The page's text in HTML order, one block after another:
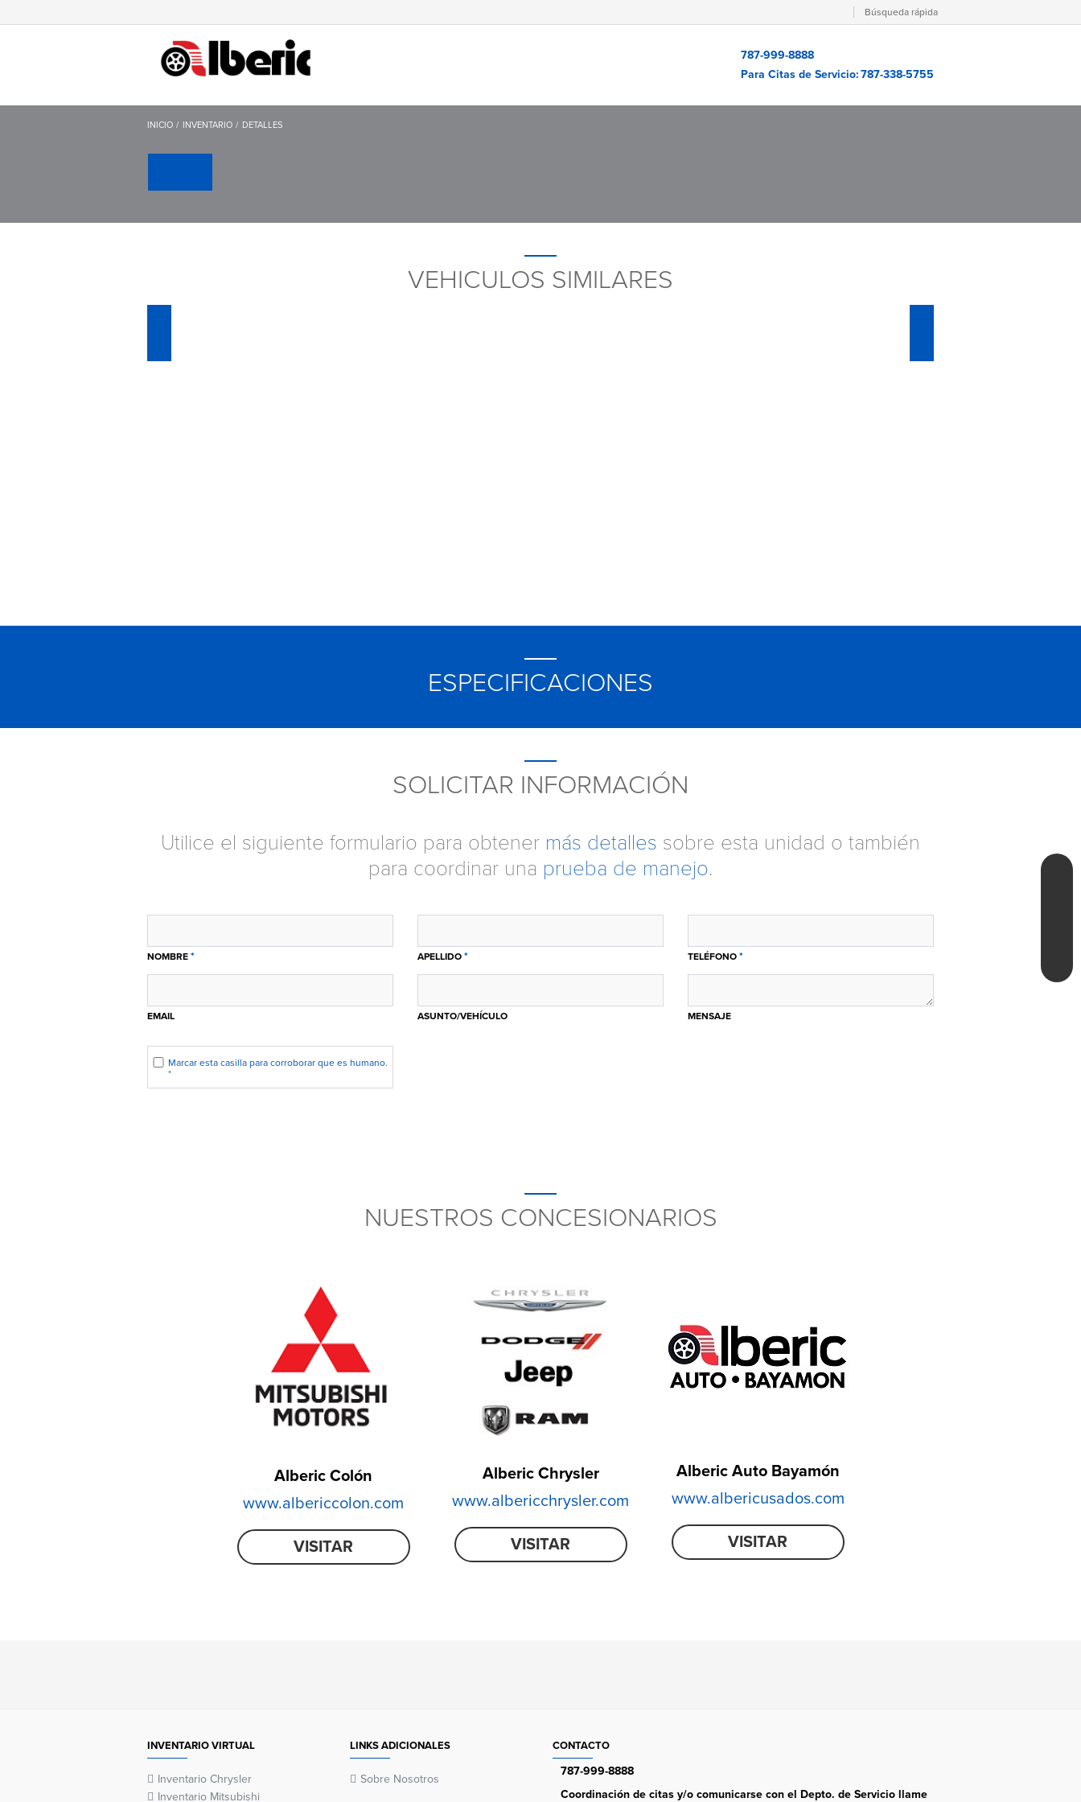
Búsqueda rápida
787-999-8888
Para Citas de Servicio:787-338-5755
INICIO INVENTARIO DETALLES
VEHICULOS SIMILARES
ESPECIFICACIONES
SOLICITAR INFORMACIÓN
Utilice el siguiente formulario para obtener más detalles sobre esta unidad o también
para coordinar una prueba de manejo.
NOMBRE * APELLIDO * TELÉFONO *
EMAIL ASUNTO/VEHÍCULO MENSAJE
Marcar esta casilla para corroborar que es humano.
*
NUESTROS CONCESIONARIOS
Alberic Colón
www.albericcolon.com
VISITAR
Alberic Chrysler
www.albericchrysler.com
VISITAR
Alberic Auto Bayamón
www.albericusados.com
VISITAR
INVENTARIO VIRTUAL
Inventario Chrysler
Inventario Mitsubishi
LINKS ADICIONALES
Sobre Nosotros
CONTACTO
787-999-8888
Coordinación de citas y/o comunicarse con el Depto. de Servicio llame